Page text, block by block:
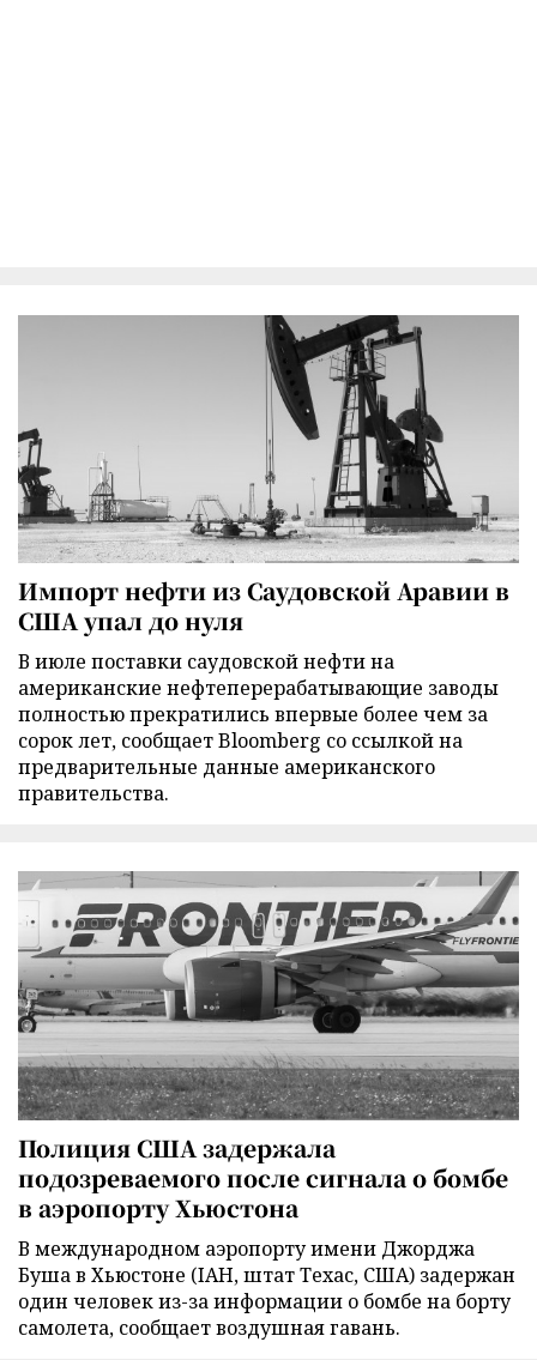
Импорт нефти из Саудовской Аравии в
США упал до нуля
В июле поставки саудовской нефти на
американские нефтеперерабатывающие заводы
полностью прекратились впервые более чем за
сорок лет, сообщает Bloomberg со ссылкой на
предварительные данные американского
правительства.
Полиция США задержала
подозреваемого после сигнала о бомбе
в аэропорту Хьюстона
В международном аэропорту имени Джорджа
Буша в Хьюстоне (IAH, штат Техас, США) задержан
один человек из-за информации о бомбе на борту
самолета, сообщает воздушная гавань.